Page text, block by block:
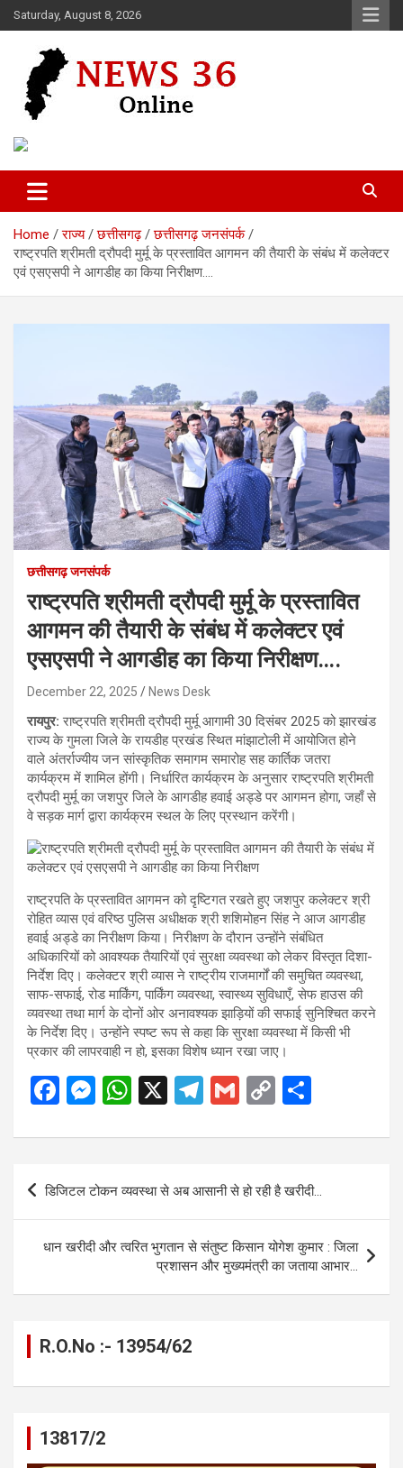
Skip
to
Saturday, August 8, 2026
News 36
Home राज्य छत्तीसगढ़
छत्तीसगढ़ जनसंपर्क
राष्ट्रपति श्रीमती द्रौपदी मुर्मू के प्रस्तावित आगमन की तैयारी के संबंध में कलेक्टर
एवं एसएसपी ने आगडीह का किया निरीक्षण….
छत्तीसगढ़ जनसंपर्क
राष्ट्रपति श्रीमती द्रौपदी मुर्मू के प्रस्तावित
आगमन की तैयारी के संबंध में कलेक्टर एवं
एसएसपी ने आगडीह का किया निरीक्षण….
December 22, 2025 News Desk
रायपुर:राष्ट्रपति श्रीमती द्रौपदी मुर्मू आगामी 30 दिसंबर 2025 को झारखंड
राज्य के गुमला जिले के रायडीह प्रखंड स्थित मांझाटोली में आयोजित होने
वाले अंतर्राज्यीय जन सांस्कृतिक समागम समारोह सह कार्तिक जतरा
कार्यक्रम में शामिल होंगी। निर्धारित कार्यक्रम के अनुसार राष्ट्रपति श्रीमती
द्रौपदी मुर्मू का जशपुर जिले के आगडीह हवाई अड्डे पर आगमन होगा, जहाँ से
वे सड़क मार्ग द्वारा कार्यक्रम स्थल के लिए प्रस्थान करेंगी।
राष्ट्रपति के प्रस्तावित आगमन को दृष्टिगत रखते हुए जशपुर कलेक्टर श्री
रोहित व्यास एवं वरिष्ठ पुलिस अधीक्षक श्री शशिमोहन सिंह ने आज आगडीह
हवाई अड्डे का निरीक्षण किया। निरीक्षण के दौरान उन्होंने संबंधित
अधिकारियों को आवश्यक तैयारियों एवं सुरक्षा व्यवस्था को लेकर विस्तृत दिशा-
निर्देश दिए। कलेक्टर श्री व्यास ने राष्ट्रीय राजमार्गों की समुचित व्यवस्था,
साफ-सफाई, रोड मार्किंग, पार्किंग व्यवस्था, स्वास्थ्य सुविधाएँ, सेफ हाउस की
व्यवस्था तथा मार्ग के दोनों ओर अनावश्यक झाड़ियों की सफाई सुनिश्चित करने
के निर्देश दिए। उन्होंने स्पष्ट रूप से कहा कि सुरक्षा व्यवस्था में किसी भी
प्रकार की लापरवाही न हो, इसका विशेष ध्यान रखा जाए।
F
ce
b
o
o
k
M
se
n
g
er
W
at
A
p
p
X
T
e
gr
a
m
G
ail
C
py
Li
n
k
ar
e
Post
डिजिटल टोकन व्यवस्था से अब आसानी से हो रही है खरीदी…
धान खरीदी और त्वरित भुगतान से संतुष्ट किसान योगेश कुमार : जिला
प्रशासन और मुख्यमंत्री का जताया आभार…
R.O.No :- 13954/62
13817/2